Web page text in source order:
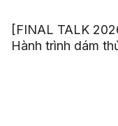
[FINAL TALK
Hành trình dám